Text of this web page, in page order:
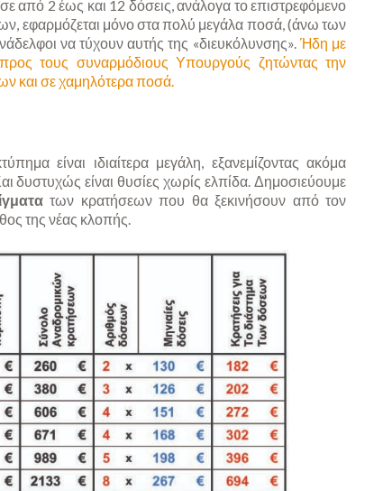
από 2 έως και 12 δόσεις, ανάλογα το επιστρεφόμενο
εφαρμόζεται μόνο στα πολύ μεγάλα ποσά, (άνω των
να τύχουν αυτής της «διευκόλυνσης». Ήδη με
τους συναρμόδιους Υπουργούς ζητώντας την
και σε χαμηλότερα ποσά.
είναι ιδιαίτερα μεγάλη, εξανεμίζοντας ακόμα
δυστυχώς είναι θυσίες χωρίς ελπίδα. Δημοσιεύουμε
των κρατήσεων που θα ξεκινήσουν από τον
της νέας κλοπής.